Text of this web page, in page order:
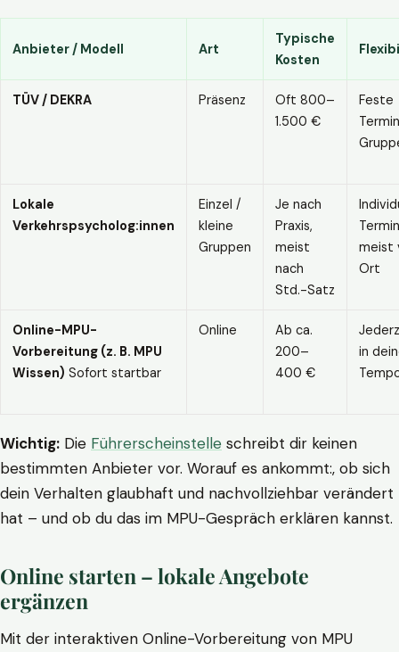
Anbieter / Modell Art
Typische
Kosten
TÜV / DEKRA Präsenz
Oft 800–
1.500 €
Feste
Lokale
Verkehrspsycholog:innen
Einzel /
kleine
Gruppen
Je nach
Praxis,
meist
nach
Std.-Satz
meist
Ort
Online-MPU-
Vorbereitung (z. B. MPU
Wissen) Sofort startbar
Online
Ab ca.
200–
400 €
in
Wichtig: Die Führerscheinstelle schreibt dir keinen
bestimmten Anbieter vor. Worauf es ankommt:, ob sich
dein Verhalten glaubhaft und nachvollziehbar verändert
hat – und ob du das im MPU-Gespräch erklären kannst.
Online starten – lokale Angebote
ergänzen
Mit der interaktiven Online-Vorbereitung von MPU